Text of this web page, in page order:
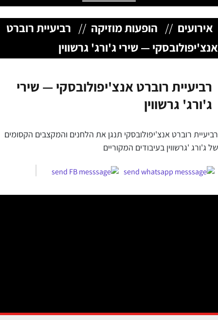
אירועים // הופעות מוזיקה // רביעיית רוברט
אנצ'יפולובסקי — שירי ג'ורג' גרשווין
רביעיית רוברט אנצ'יפולובסקי — שירי
ג'ורג' גרשווין
רביעיית רוברט אנצ'יפולובסקי תנגן את הלחנים והמקצבים הקסומים
של ג'ורג 'גרשווין בעיבודים המקוריים